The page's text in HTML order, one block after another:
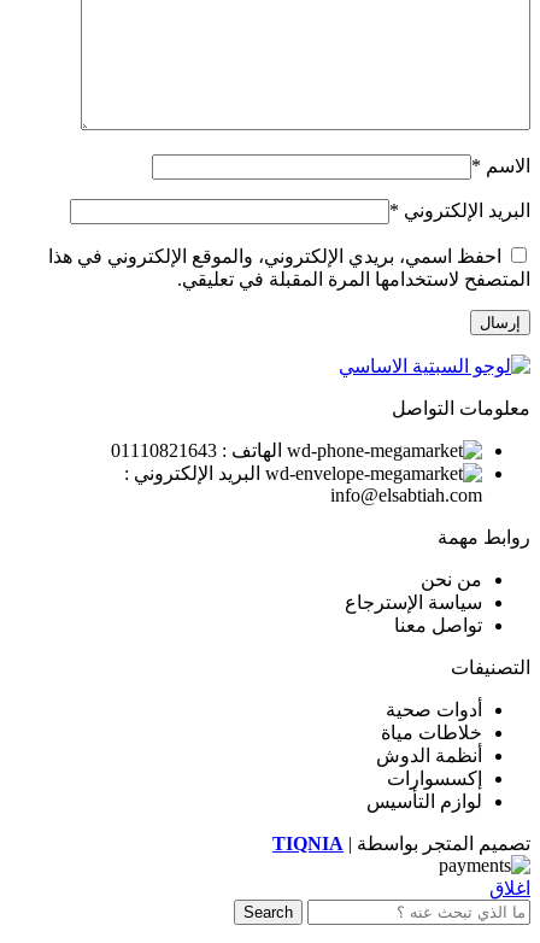
الاسم *
البريد الإلكتروني *
احفظ اسمي، بريدي الإلكتروني، والموقع الإلكتروني في هذا
المتصفح لاستخدامها المرة المقبلة في تعليقي.
معلومات التواصل
الهاتف : 01110821643
البريد الإلكتروني :
info@elsabtiah.com
روابط مهمة
من نحن
سياسة الإسترجاع
تواصل معنا
التصنيفات
أدوات صحية
خلاطات مياة
أنظمة الدوش
إكسسوارات
لوازم التأسيس
تصميم المتجر بواسطة | TIQNIA
اغلاق
Search